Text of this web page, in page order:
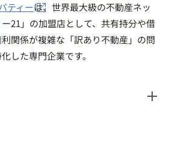
ティーは、世界最大級の不動産ネッ
21」の加盟店として、共有持分や借
関係が複雑な「訳あり不動産」の問
した専門企業です。